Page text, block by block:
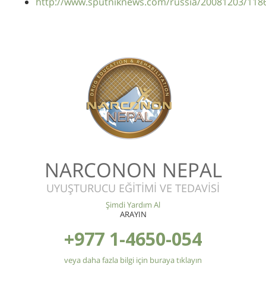
NARCONON NEPAL
UYUŞTURUCU EĞİTİMİ VE TEDAVİSİ
Şimdi Yardım Al
ARAYIN
+977 1-4650-054
veya daha fazla bilgi için buraya tıklayın